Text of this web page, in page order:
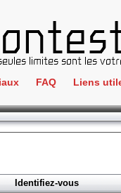
FAQ Liens
IRC
Identifiez-vous